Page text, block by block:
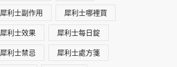
犀利士副作用 犀利士哪裡買
犀利士效果 犀利士每日錠
犀利士禁忌 犀利士處方箋